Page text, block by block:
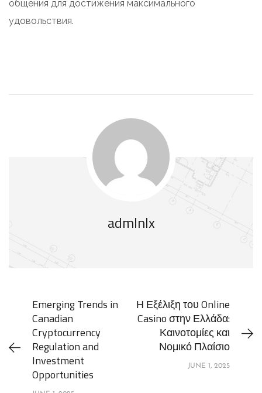
общения для достижения максимального
удовольствия.
admlnlx
Emerging Trends in
Canadian
Cryptocurrency
Regulation and
Investment
Opportunities
Η Εξέλιξη του Online
Casino στην Ελλάδα:
Καινοτομίες και
Νομικό Πλαίσιο
JUNE 1, 2025